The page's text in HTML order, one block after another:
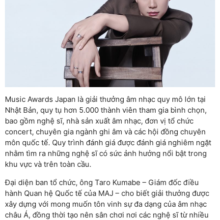
Music Awards Japan là giải thưởng âm nhạc quy mô lớn tại
Nhật Bản, quy tụ hơn 5.000 thành viên tham gia bình chọn,
bao gồm nghệ sĩ, nhà sản xuất âm nhạc, đơn vị tổ chức
concert, chuyên gia ngành ghi âm và các hội đồng chuyên
môn quốc tế. Quy trình đánh giá được đánh giá nghiêm ngặt
nhằm tìm ra những nghệ sĩ có sức ảnh hưởng nổi bật trong
khu vực và trên toàn cầu.
Đại diện ban tổ chức, ông Taro Kumabe – Giám đốc điều
hành Quan hệ Quốc tế của MAJ – cho biết giải thưởng được
xây dựng với mong muốn tôn vinh sự đa dạng của âm nhạc
châu Á, đồng thời tạo nên sân chơi nơi các nghệ sĩ từ nhiều